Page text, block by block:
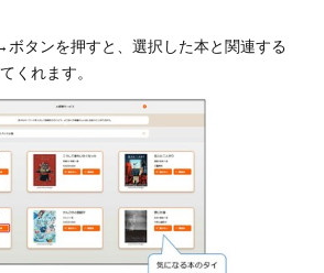
タンを押すと、選択した本と関連する
くれます。